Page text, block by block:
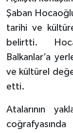
Şaban
tarihi ve
belirtti.
Balkanlar’a
ve kültürel
etti.
Atalarının